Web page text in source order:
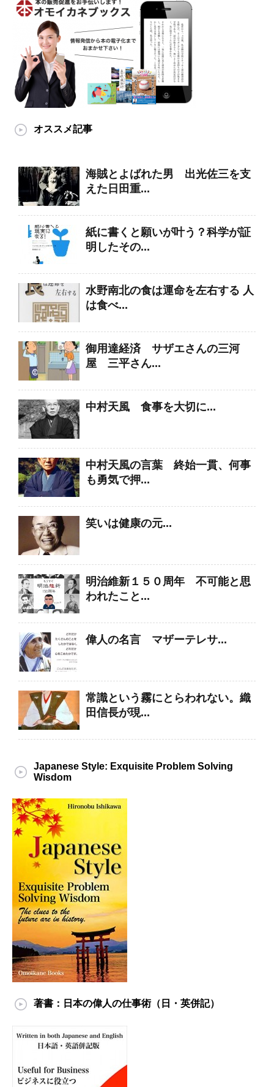
オススメ記事
海賊とよばれた男 出光佐三を支
えた日田重...
紙に書くと願いが叶う？科学が証
明したその...
水野南北の食は運命を左右する 人
は食べ...
御用達経済 サザエさんの三河
屋 三平さん...
中村天風 食事を大切に...
中村天風の言葉 終始一貫、何事
も勇気で押...
笑いは健康の元...
明治維新１５０周年 不可能と思
われたこと...
偉人の名言 マザーテレサ...
常識という霧にとらわれない。織
田信長が現...
Japanese Style: Exquisite Problem Solving
Wisdom
著書：日本の偉人の仕事術（日・英併記）